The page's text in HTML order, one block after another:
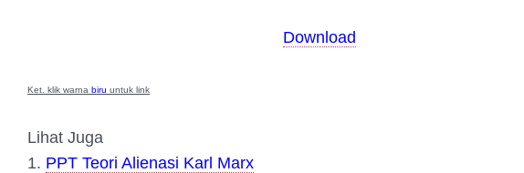
Download
Ket. klik warna biru untuk link
Lihat Juga
1. PPT Teori Alienasi Karl Marx